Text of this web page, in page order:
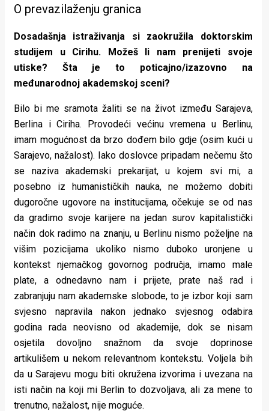
O prevazilaženju granica
Dosadašnja istraživanja si zaokružila doktorskim
studijem u Cirihu. Možeš li nam prenijeti svoje
utiske? Šta je to poticajno/izazovno na
međunarodnoj akademskoj sceni?
Bilo bi me sramota žaliti se na život između Sarajeva,
Berlina i Ciriha. Provodeći većinu vremena u Berlinu,
imam mogućnost da brzo dođem bilo gdje (osim kući u
Sarajevo, nažalost). Iako doslovce pripadam nečemu što
se naziva akademski prekarijat, u kojem svi mi, a
posebno iz humanističkih nauka, ne možemo dobiti
dugoročne ugovore na institucijama, očekuje se od nas
da gradimo svoje karijere na jedan surov kapitalistički
način dok radimo na znanju, u Berlinu nismo poželjne na
višim pozicijama ukoliko nismo duboko uronjene u
kontekst njemačkog govornog područja, imamo male
plate, a odnedavno nam i prijete, prate naš rad i
zabranjuju nam akademske slobode, to je izbor koji sam
svjesno napravila nakon jednako svjesnog odabira
godina rada neovisno od akademije, dok se nisam
osjetila dovoljno snažnom da svoje doprinose
artikulišem u nekom relevantnom kontekstu. Voljela bih
da u Sarajevu mogu biti okružena izvorima i uvezana na
isti način na koji mi Berlin to dozvoljava, ali za mene to
trenutno, nažalost, nije moguće.